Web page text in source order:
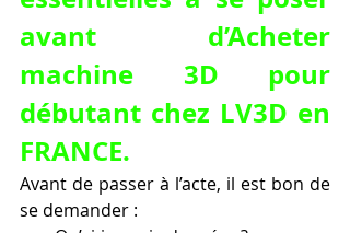
avant d’Acheter
machine 3D pour
débutant chez LV3D en
FRANCE.
Avant de passer à l’acte, il est bon de
se demander :